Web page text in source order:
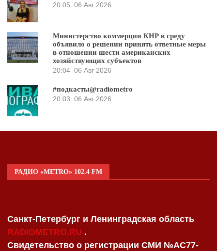
20:05 06 Авг 2026
Министерство коммерции КНР в среду
объявило о решении принять ответные меры
в отношении шести американских
хозяйствующих субъектов
20:04 06 Авг 2026
#подкасты@radiometro
20:03 06 Авг 2026
РАДИО «METRO» 102.4 FM
Санкт-Петербург и Ленинградская область
RADIOMETRO.RU .
Свидетельство о регистрации СМИ №AC77-